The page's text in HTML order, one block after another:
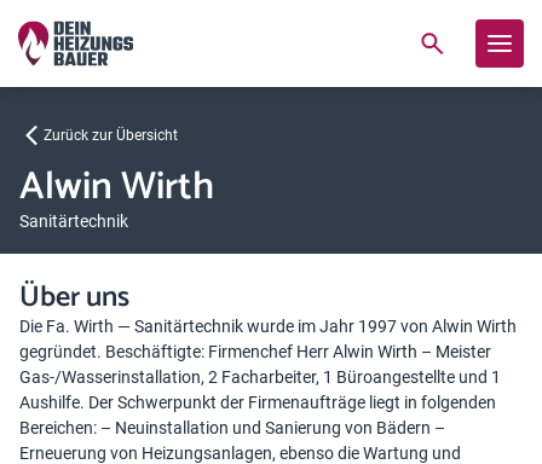
Zurück zur Übersicht
Alwin Wirth
Sanitärtechnik
Über uns
Die Fa. Wirth — Sanitärtechnik wurde im Jahr 1997 von Alwin Wirth
gegründet. Beschäftigte: Firmenchef Herr Alwin Wirth – Meister
Gas-/Wasserinstallation, 2 Facharbeiter, 1 Büroangestellte und 1
Aushilfe. Der Schwerpunkt der Firmenaufträge liegt in folgenden
Bereichen: – Neuinstallation und Sanierung von Bädern –
Erneuerung von Heizungsanlagen, ebenso die Wartung und